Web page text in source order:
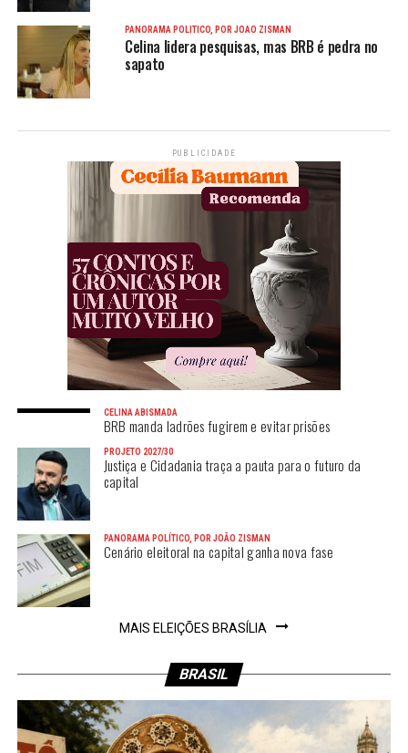
PANORAMA POLÍTICO, POR JOÃO ZISMAN
Celina lidera pesquisas, mas BRB é pedra no
sapato
PUBLICIDADE
CELINA ABISMADA
BRB manda ladrões fugirem e evitar prisões
PROJETO 2027/30
Justiça e Cidadania traça a pauta para o futuro da
capital
PANORAMA POLÍTICO, POR JOÃO ZISMAN
Cenário eleitoral na capital ganha nova fase
MAIS ELEIÇÕES BRASÍLIA
BRASIL